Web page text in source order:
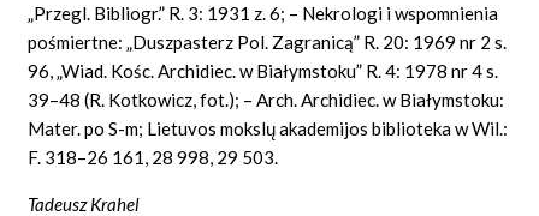
„Przegl. Bibliogr.” R. 3: 1931 z. 6; – Nekrologi i wspomnienia
pośmiertne: „Duszpasterz Pol. Zagranicą” R. 20: 1969 nr 2 s.
96, „Wiad. Kośc. Archidiec. w Białymstoku” R. 4: 1978 nr 4 s.
39–48 (R. Kotkowicz, fot.); – Arch. Archidiec. w Białymstoku:
Mater. po S-m; Lietuvos mokslų akademijos biblioteka w Wil.:
F. 318–26 161, 28 998, 29 503.
Tadeusz Krahel